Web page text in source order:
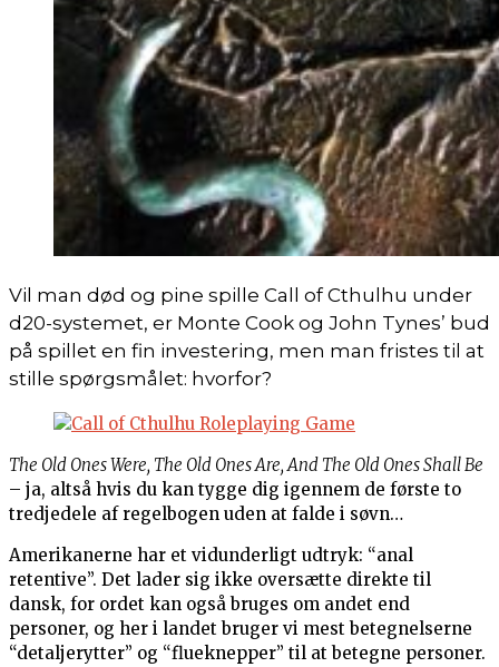
Vil man død og pine spille Call of Cthulhu under
d20-systemet, er Monte Cook og John Tynes’ bud
på spillet en fin investering, men man fristes til at
stille spørgsmålet: hvorfor?
The Old Ones Were, The Old Ones Are, And The Old Ones Shall Be
– ja, altså hvis du kan tygge dig igennem de første to
tredjedele af regelbogen uden at falde i søvn…
Amerikanerne har et vidunderligt udtryk: “anal
retentive”. Det lader sig ikke oversætte direkte til
dansk, for ordet kan også bruges om andet end
personer, og her i landet bruger vi mest betegnelserne
“detaljerytter” og “flueknepper” til at betegne personer.